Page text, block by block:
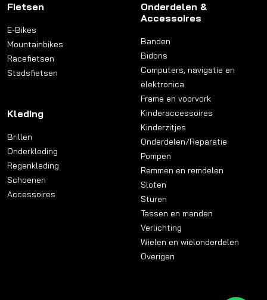
Fietsen
E-Bikes
Mountainbikes
Racefietsen
Stadsfietsen
Kleding
Brillen
Onderkleding
Regenkleding
Schoenen
Accessoires
Onderdelen &
Accessoires
Banden
Bidons
Computers, navigatie en
elektronica
Frame en voorvork
Kinderaccessoires
Kinderzitjes
Onderdelen/Reparatie
Pompen
Remmen en remdelen
Sloten
Sturen
Tassen en manden
Verlichting
Wielen en wielonderdelen
Overigen